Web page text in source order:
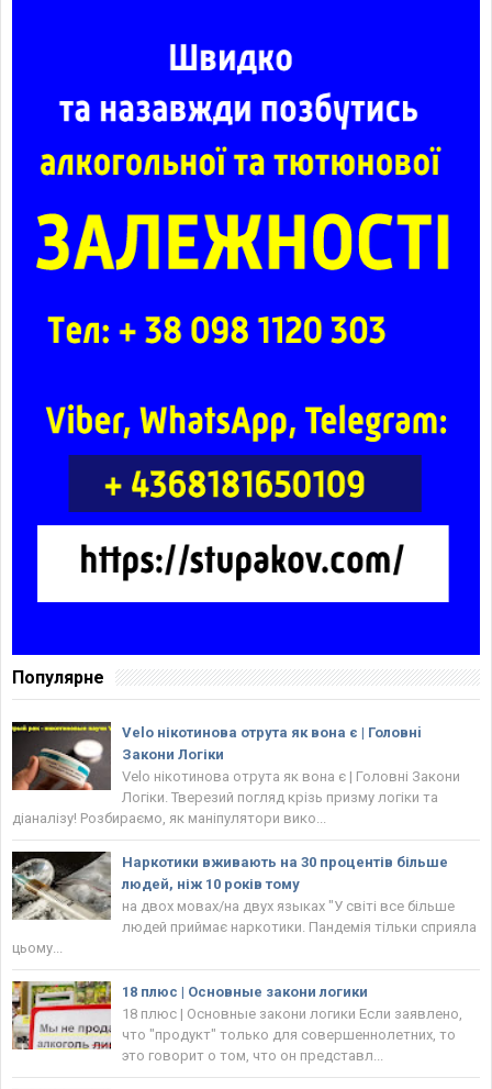
Популярне
Velo нікотинова отрута як вона є | Головнi
Закони Логіки
Velo нікотинова отрута як вона є | Головнi Закони
Логіки. Тверезий погляд крізь призму логіки та
діаналізу! Розбираємо, як маніпулятори вико...
Наркотики вживають на 30 процентів більше
людей, ніж 10 років тому
на двох мовах/на двух языках "У світі все більше
людей приймає наркотики. Пандемія тільки сприяла
цьому...
18 плюс | Основные закони логики
18 плюс | Основные закони логики Если заявлено,
что "продукт" только для совершеннолетних, то
это говорит о том, что он представл...